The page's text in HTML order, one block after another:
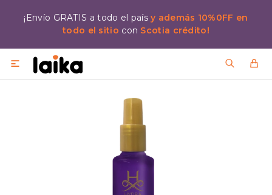
¡Envío GRATIS a todo el paísy además 10%0FF en
todo el sitio con Scotia crédito!
